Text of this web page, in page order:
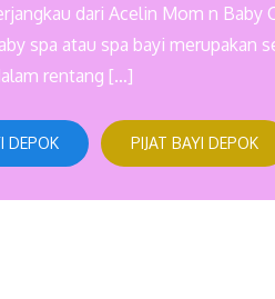
dari Acelin Mom n Baby
spa atau spa bayi merupakan
rentang […]
DEPOK PIJAT BAYI DEPOK